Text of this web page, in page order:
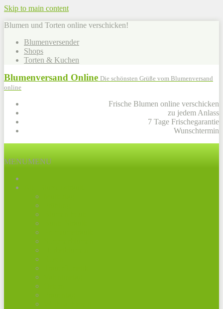
Skip to main content
Blumen und Torten online verschicken!
Blumenversender
Shops
Torten & Kuchen
Blumenversand Online Die schönsten Grüße vom Blumenversand
online
Frische Blumen online verschicken
zu jedem Anlass
7 Tage Frischegarantie
Wunschtermin
MENUMENU